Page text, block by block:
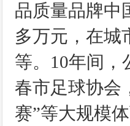
品质量品牌中
多万元，在城
等。10年间，
春市足球协会
赛”等大规模